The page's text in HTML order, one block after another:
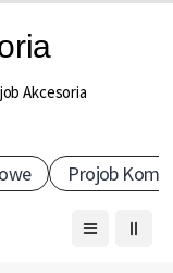
Akcesoria
Projob